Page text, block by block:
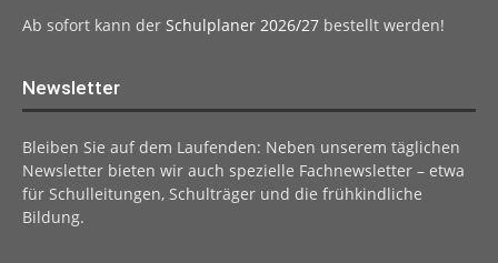
Ab sofort kann der Schulplaner 2026/27 bestellt werden!
Newsletter
Bleiben Sie auf dem Laufenden: Neben unserem täglichen
Newsletter bieten wir auch spezielle Fachnewsletter – etwa
für Schulleitungen, Schulträger und die frühkindliche
Bildung.